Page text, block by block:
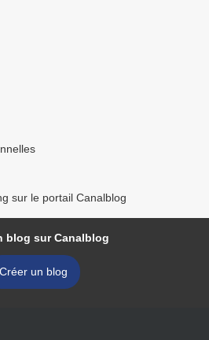
sur le portail Canalblog
blog sur Canalblog
Créer un blog